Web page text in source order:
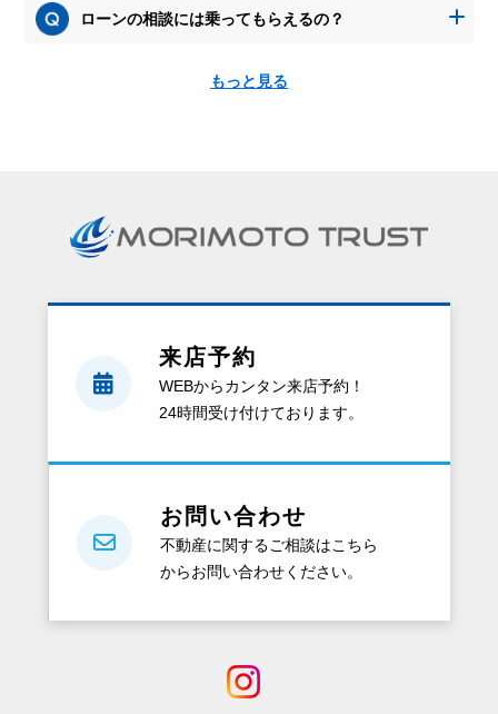
ローンの相談には乗ってもらえるの？
もっと見る
求
を
る
ん
料
ら
の？
来店予約
WEBからカンタン来店予約！
24時間受け付けております。
お問い合わせ
不動産に関するご相談はこちら
からお問い合わせください。